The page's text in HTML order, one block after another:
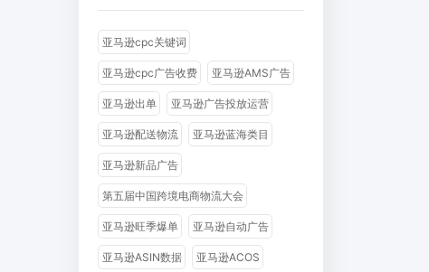
亚马逊cpc关键词
亚马逊cpc广告收费 亚马逊AMS广告
亚马逊出单 亚马逊广告投放运营
亚马逊配送物流 亚马逊蓝海类目
亚马逊新品广告
第五届中国跨境电商物流大会
亚马逊旺季爆单 亚马逊自动广告
亚马逊ASIN数据 亚马逊ACOS